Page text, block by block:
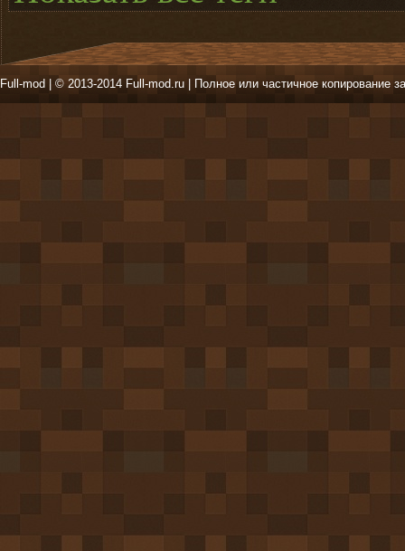
Full-mod | © 2013-2014 Full-mod.ru | Полное или частичное копирование